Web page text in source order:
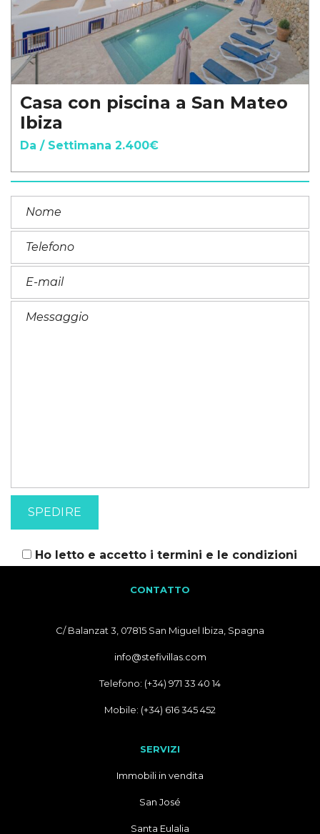
Casa con piscina a San Mateo
Ibiza
Da / Settimana 2.400€
Ho letto e accetto i termini e le condizioni
CONTATTO
C/ Balanzat 3, 07815 San Miguel Ibiza, Spagna
info@stefivillas.com
Telefono: (+34) 971 33 40 14
Mobile: (+34) 616 345 452
SERVIZI
Immobili in vendita
San José
Santa Eulalia